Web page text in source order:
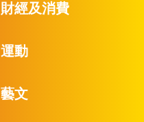
財經及消費
運動
藝文